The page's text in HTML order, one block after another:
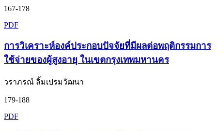
167-178
PDF
การวิเคราะห์องค์ประกอบปัจจัยที่มีผลต่อพฤติกรรมการ
ใช้จ่ายของผู้สูงอายุ ในเขตกรุงเทพมหานคร
วราภรณ์ ลิ้มเปรมวัฒนา
179-188
PDF